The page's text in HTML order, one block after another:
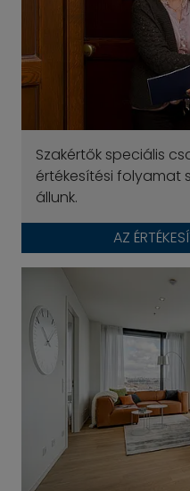
Szakértők speciális
értékesítési folyamat
állunk.
AZ